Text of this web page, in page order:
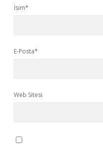
İsim*
E-Posta*
Web Sitesi